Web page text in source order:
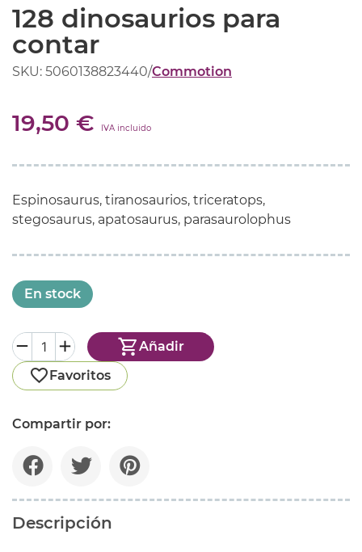
128 dinosaurios para
contar
SKU: 5060138823440/Commotion
19,50 € IVA incluido
Espinosaurus, tiranosaurios, triceratops,
stegosaurus, apatosaurus, parasaurolophus
En stock
Añadir
Favoritos
Compartir por:
Descripción